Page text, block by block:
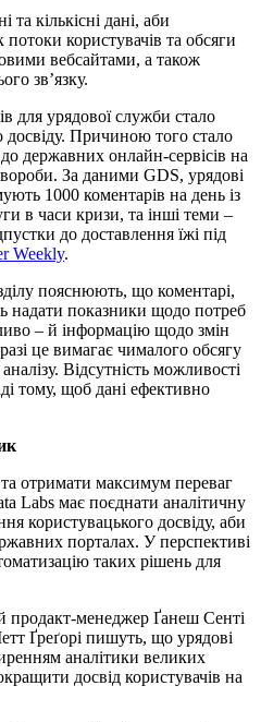
та кількісні дані, аби
потоки користувачів та обсяги
вебсайтами, а також
зв’язку.
для урядової служби стало
Причиною того стало
державних онлайн-сервісів на
За даними GDS, урядові
1000 коментарів на день із
в часи кризи, та інші теми –
до доставлення їжі під
Weekly.
пояснюють, що коментарі,
надати показники щодо потреб
– й інформацію щодо змін
це вимагає чималого обсягу
Відсутність можливості
тому, щоб дані ефективно
отримати максимум переваг
Labs має поєднати аналітичну
користувацького досвіду, аби
порталах. У перспективі
таких рішень для
продакт-менеджер Ґанеш Сенті
Ґреґорі пишуть, що урядові
аналітики великих
досвід користувачів на